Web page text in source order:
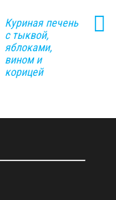
Куриная печень
с тыквой,
яблоками,
вином и
корицей